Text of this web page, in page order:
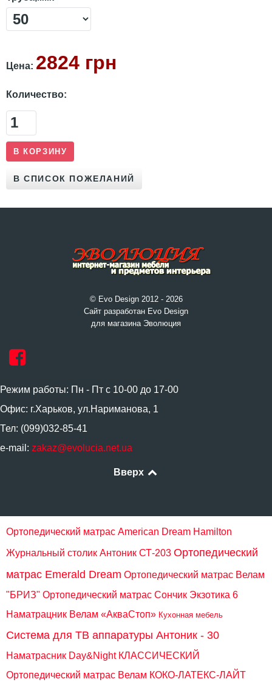
Цена: 2824 грн
Количество:
© Evo Design 2012 - 2026
Сайт разработан Evo Design
для магазина Эволюция
Режим работы: Пн - Пт с 10-00 до 17-00
Офис: г.Харьков, ул.Нариманова, 1
Тел: (099)032-85-41
e-mail: zakaz@evolucia.net.ua
Вверх
Ортопедический матрас American Dream Hamilton
Журнальный столик Антоник СТ-203 Ортопедический
матрас Emerald Dream Ортопедический матрас Велам
"БРИЗ" Ортопедический матрас Сончик Экзотика 6
Наматрацник Велам «АкваСтоп» Кухонная мебель
Система для ТВ аппаратуры Антоник - 30
Наматрасник Day&Night КЛАССИЧЕСКИЙ
Ортопедический матрас Велам КОКО-ЛАТЕКС-ЛАЙТ